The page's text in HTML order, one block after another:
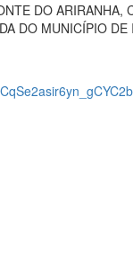
DO ARIRANHA,
DO MUNICÍPIO